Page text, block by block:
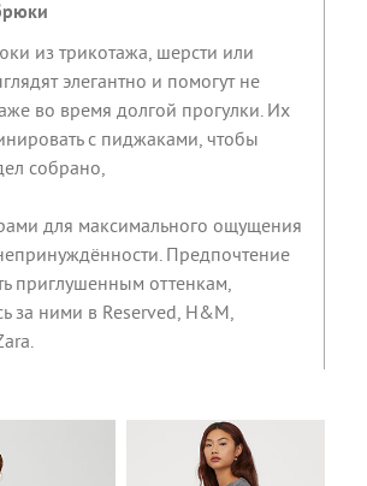
из трикотажа, шерсти или
элегантно и помогут не
во время долгой прогулки. Их
с пиджаками, чтобы
собрано,
для максимального ощущения
Предпочтение
приглушенным оттенкам,
за ними в Reserved, H&M,